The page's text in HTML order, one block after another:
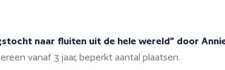
naar fluiten uit de hele wereld” door
vanaf 3 jaar, beperkt aantal plaatsen.